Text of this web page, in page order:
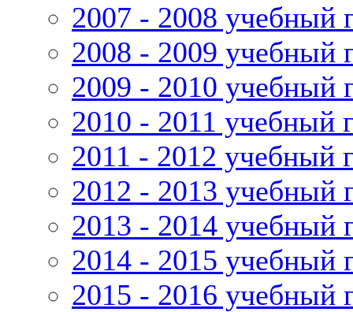
2007 - 2008 учебный
2008 - 2009 учебный
2009 - 2010 учебный
2010 - 2011 учебный
2011 - 2012 учебный
2012 - 2013 учебный
2013 - 2014 учебный
2014 - 2015 учебный
2015 - 2016 учебный